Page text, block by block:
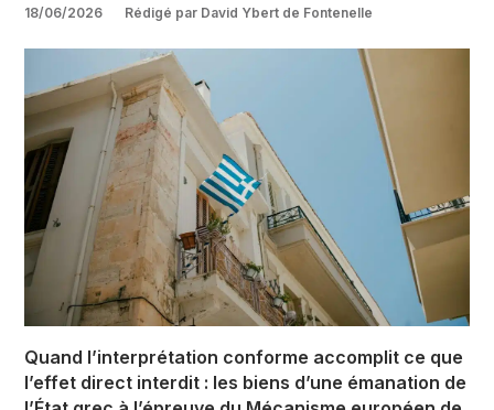
Quand l’interprétation conforme accomplit ce que
l’effet direct interdit : les biens d’une émanation de
18/06/2026 Rédigé par David Ybert de Fontenelle